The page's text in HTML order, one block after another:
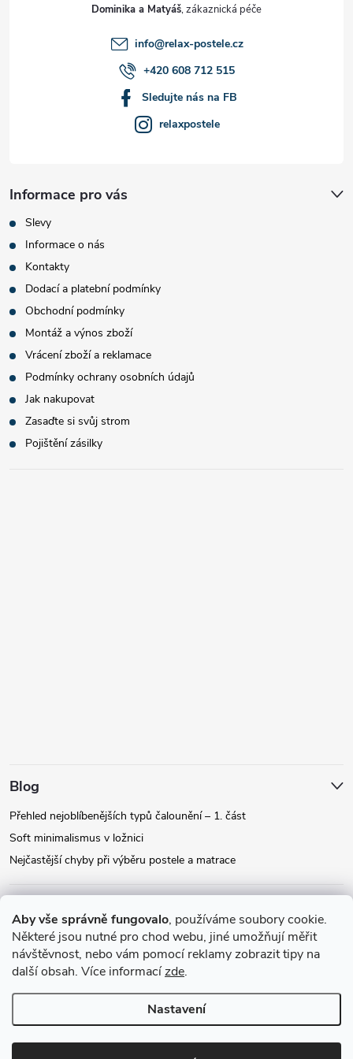
Aby vše správně fungovalo, používáme soubory cookie.
Některé jsou nutné pro chod webu, jiné umožňují měřit
návštěvnost, nebo vám pomocí reklamy zobrazit tipy na
další obsah. Více informacízde.
Nastavení
Dominika a Matyáš
info@relax-postele.cz
+420 608 712 515
Sledujte nás na FB
relaxpostele
Informace pro vás
Slevy
Informace o nás
Kontakty
Dodací a platební podmínky
Obchodní podmínky
Montáž a výnos zboží
Vrácení zboží a reklamace
Podmínky ochrany osobních údajů
Jak nakupovat
Zasaďte si svůj strom
Pojištění zásilky
Blog
Přehled nejoblíbenějších typů čalounění – 1. část
Soft minimalismus v ložnici
Nejčastější chyby při výběru postele a matrace
Instagram
Copyright 2026Relax-postele.cz. Všechna práva vyhrazena.Upravit
nastavení cookies